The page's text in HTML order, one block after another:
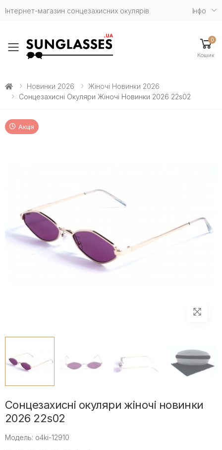
Інтернет-магазин сонцезахисних окулярів Iнфо
Toggle mobile menu
0
Кошик
Новинки 2026
Жіночі Новинки 2026
Сонцезахисні Окуляри Жіночі Новинки 2026 22s02
Акція
Сонцезахисні окуляри жіночі новинки
2026 22s02
Модель: o4ki-12910